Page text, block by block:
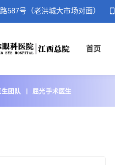
587号（老洪城大市场对面）
首页
生团队 屈光手术医生